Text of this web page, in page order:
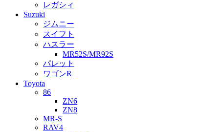
レガシィ
Suzuki
ジムニー
スイフト
ハスラー
MR52S/MR92S
パレット
ワゴンR
Toyota
86
ZN6
ZN8
MR-S
RAV4